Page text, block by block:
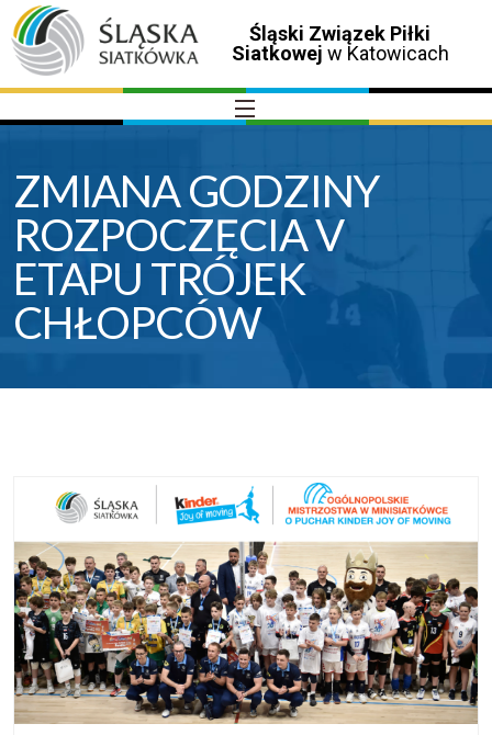
Śląski Związek Piłki
Siatkowej w Katowicach
ZMIANA GODZINY
ROZPOCZĘCIA V
ETAPU TRÓJEK
CHŁOPCÓW